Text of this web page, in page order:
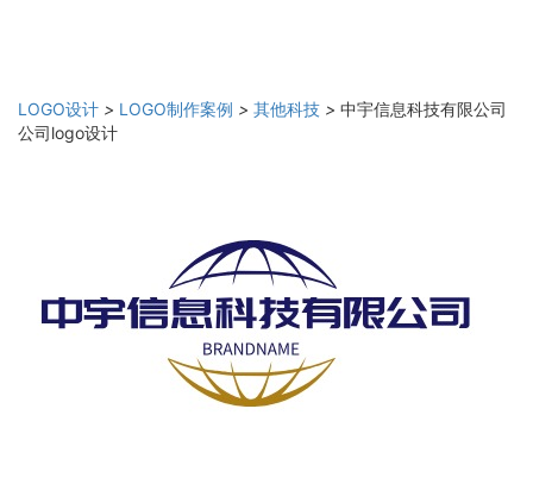
LOGO设计 > LOGO制作案例 > 其他科技 > 中宇信息科技有限公司
公司logo设计